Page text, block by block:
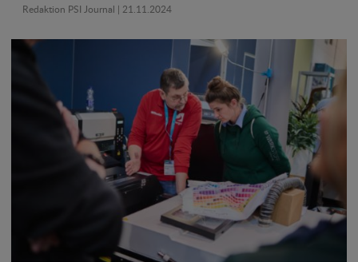
Redaktion PSI Journal | 21.11.2024